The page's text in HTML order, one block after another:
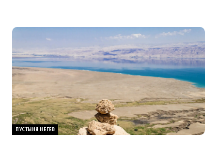
ПУСТЫНЯ НЕГЕВ